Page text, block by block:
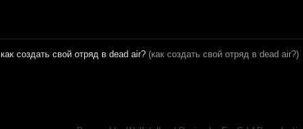
как создать свой отряд в dead air? (как создать свой отряд в dead air?)